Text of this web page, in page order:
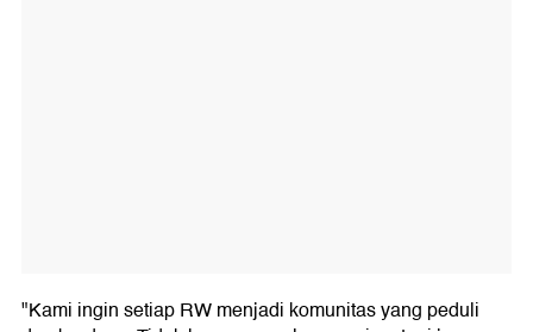
"Kami ingin setiap RW menjadi komunitas yang peduli